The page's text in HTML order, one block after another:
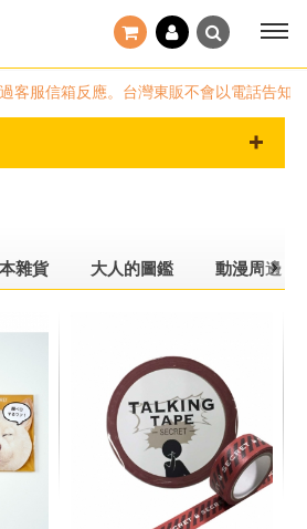
箱反應。台灣東販不會以電話告知您前
雜貨 大人的圖鑑 動漫周邊